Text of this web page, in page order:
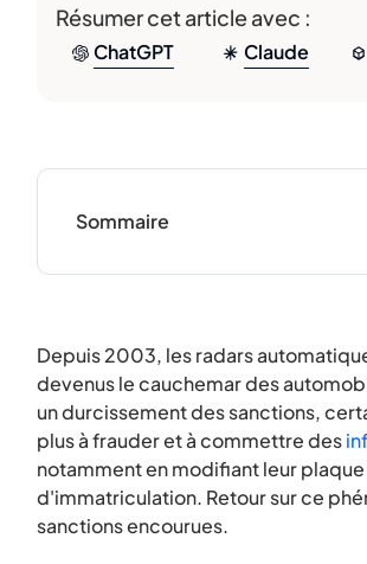
Résumer cet article avec :
ChatGPT Claude
Sommaire
Depuis 2003, les radars
devenus le cauchemar des
un durcissement des sanctions,
plus à frauder et à commettre des
notamment en modifiant leur plaque
d'immatriculation. Retour sur ce
sanctions encourues.